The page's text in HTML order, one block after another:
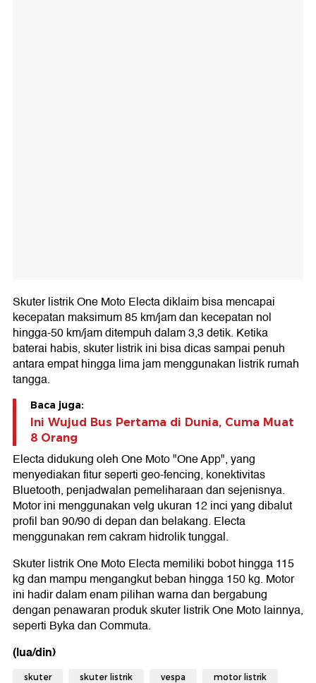
Skuter listrik One Moto Electa diklaim bisa mencapai
kecepatan maksimum 85 km/jam dan kecepatan nol
hingga-50 km/jam ditempuh dalam 3,3 detik. Ketika
baterai habis, skuter listrik ini bisa dicas sampai penuh
antara empat hingga lima jam menggunakan listrik rumah
tangga.
Baca juga:
Ini Wujud Bus Pertama di Dunia, Cuma Muat
8 Orang
Electa didukung oleh One Moto "One App", yang
menyediakan fitur seperti geo-fencing, konektivitas
Bluetooth, penjadwalan pemeliharaan dan sejenisnya.
Motor ini menggunakan velg ukuran 12 inci yang dibalut
profil ban 90/90 di depan dan belakang. Electa
menggunakan rem cakram hidrolik tunggal.
Skuter listrik One Moto Electa memiliki bobot hingga 115
kg dan mampu mengangkut beban hingga 150 kg. Motor
ini hadir dalam enam pilihan warna dan bergabung
dengan penawaran produk skuter listrik One Moto lainnya,
seperti Byka dan Commuta.
(lua/din)
skuter skuter listrik vespa motor listrik